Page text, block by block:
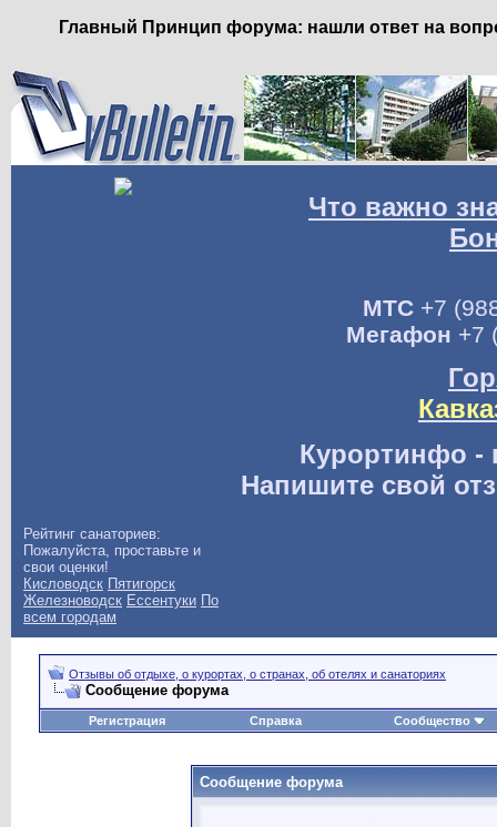
Главный Принцип форума: нашли ответ на
Что важно
МТС+7
Мегафон +7
Курортинфо -
Напишите свой
Рейтинг санаториев:
Пожалуйста, проставьте и
свои оценки!
Кисловодск Пятигорск
Железноводск Ессентуки По
всем городам
Отзывы об отдыхе, о курортах, о странах, об отелях и санаториях
Сообщение форума
Регистрация Справка Сообщество
Сообщение форума